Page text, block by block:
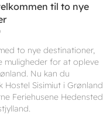
til to nye
to nye destinationer,
muligheder for at opleve
Nu kan du
Hostel Sisimiut i Grønland
Feriehusene Hedensted